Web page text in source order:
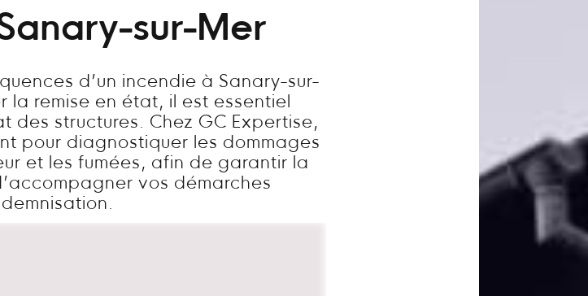
sur-Mer
d’un incendie à Sanary-sur-
la remise en état, il est essentiel
des structures. Chez GC Expertise,
pour diagnostiquer les dommages
et les fumées, afin de garantir la
vos démarches